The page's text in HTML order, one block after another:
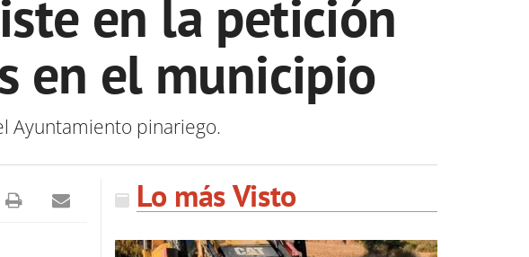
en la petición
en el municipio
Ayuntamiento pinariego.
Lo más Visto